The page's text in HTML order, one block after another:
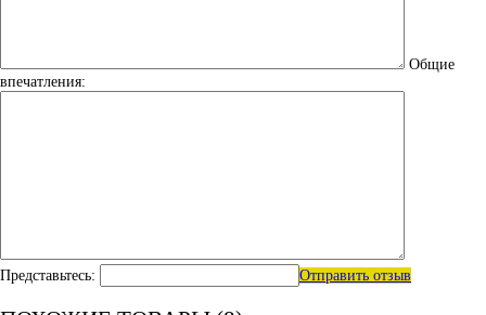
Общие
впечатления:
Представьтесь: Отправить отзыв